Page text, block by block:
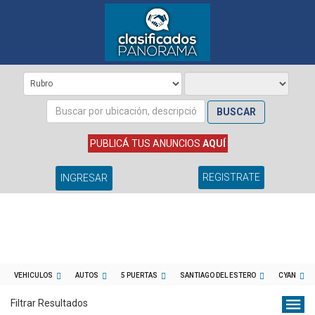
BUSCAR
PUBLICÁ TUS ANUNCIOS AQUÍ
INGRESAR REGISTRATE
VEHICULOS AUTOS 5 PUERTAS SANTIAGO DEL ESTERO CYAN
Filtrar Resultados